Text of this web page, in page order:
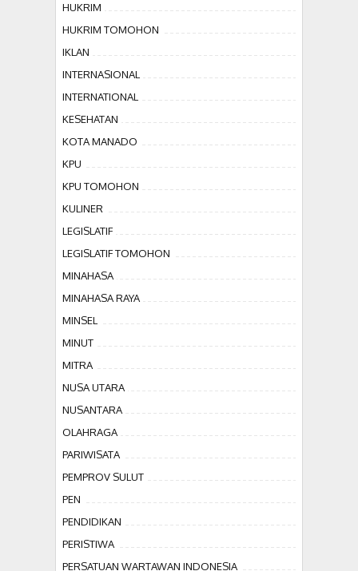
HUKRIM
HUKRIM TOMOHON
IKLAN
INTERNASIONAL
INTERNATIONAL
KESEHATAN
KOTA MANADO
KPU
KPU TOMOHON
KULINER
LEGISLATIF
LEGISLATIF TOMOHON
MINAHASA
MINAHASA RAYA
MINSEL
MINUT
MITRA
NUSA UTARA
NUSANTARA
OLAHRAGA
PARIWISATA
PEMPROV SULUT
PEN
PENDIDIKAN
PERISTIWA
PERSATUAN WARTAWAN INDONESIA